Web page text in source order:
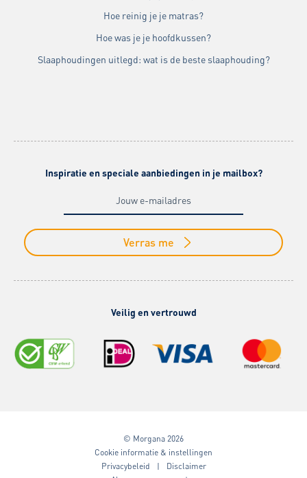
Hoe reinig je je matras?
Hoe was je je hoofdkussen?
Slaaphoudingen uitlegd: wat is de beste slaaphouding?
Inspiratie en speciale aanbiedingen in je mailbox?
Verras me
Veilig en vertrouwd
© Morgana 2026
Cookie informatie & instellingen
Privacybeleid
Disclaimer